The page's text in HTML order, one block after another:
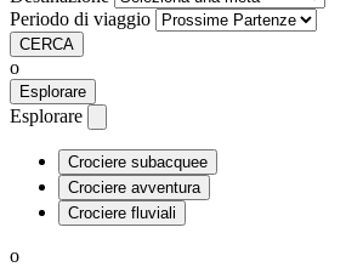
Periodo di viaggio
CERCA
o
Esplorare
Esplorare
Crociere subacquee
Crociere avventura
Crociere fluviali
o